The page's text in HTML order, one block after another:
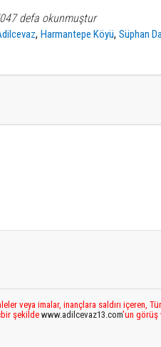
defa okunmuştur
,Harmantepe Köyü,Süphan
veya imalar, inançlara saldırı içeren,
şekilde www.adilcevaz13.com’un görüş